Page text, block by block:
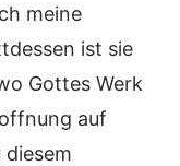
meine
ist sie
Gottes Werk
auf